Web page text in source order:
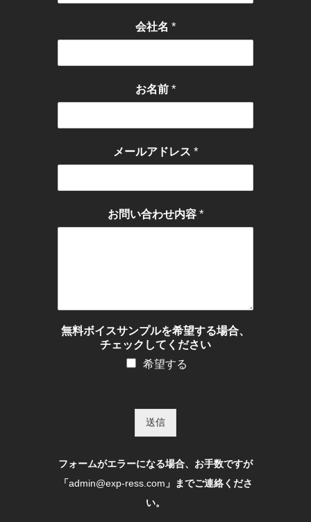
会社名 *
お名前 *
メールアドレス *
お問い合わせ内容 *
無料ボイスサンプルを希望する場合、
チェックしてください
希望する
送信
フォームがエラーになる場合、お手数ですが
「admin@exp-ress.com 」までご連絡くださ
い。